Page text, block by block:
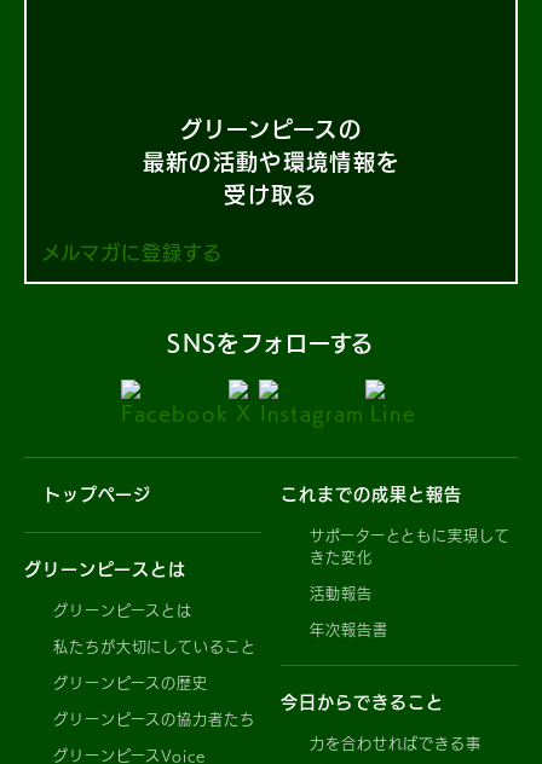
グリーンピースの
最新の活動や環境情報を
受け取る
メルマガに登録する
SNSをフォローする
トップページ
グリーンピースとは
グリーンピースとは
私たちが大切にしていること
グリーンピースの歴史
グリーンピースの協力者たち
グリーンピースVoice
これまでの成果と報告
サポーターとともに実現して
きた変化
活動報告
年次報告書
今日からできること
力を合わせればできる事